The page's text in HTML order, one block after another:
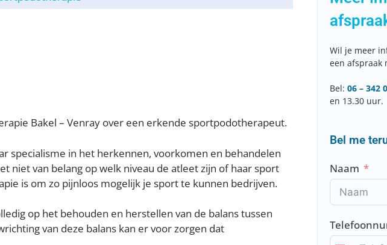
Bakel – Venray over een erkende sportpodotherapeut.
specialisme in het herkennen, voorkomen en behandelen
niet van belang op welk niveau de atleet zijn of haar sport
is om zo pijnloos mogelijk je sport te kunnen bedrijven.
op het behouden en herstellen van de balans tussen
van deze balans kan er voor zorgen dat
Wil je meer
een afspraak
Bel: 06 – 342
en 13.30 uur.
Bel me
Naam